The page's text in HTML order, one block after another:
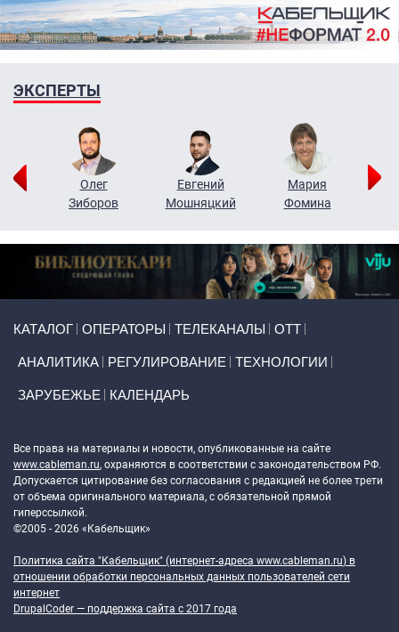
ЭКСПЕРТЫ
Олег
Зиборов
Евгений
Мошняцкий
Мария
Фомина
КАТАЛОГ ОПЕРАТОРЫ ТЕЛЕКАНАЛЫ ОТТ
АНАЛИТИКА РЕГУЛИРОВАНИЕ ТЕХНОЛОГИИ
ЗАРУБЕЖЬЕ КАЛЕНДАРЬ
Все права на материалы и новости, опубликованные на сайте
www.cableman.ru, охраняются в соответствии с законодательством РФ.
Допускается цитирование без согласования с редакцией не более трети
от объема оригинального материала, с обязательной прямой
гиперссылкой.
©2005 - 2026 «Кабельщик»
Политика сайта "Кабельщик" (интернет-адреса www.cableman.ru) в
отношении обработки персональных данных пользователей сети
интернет
DrupalCoder — поддержка сайта c 2017 года